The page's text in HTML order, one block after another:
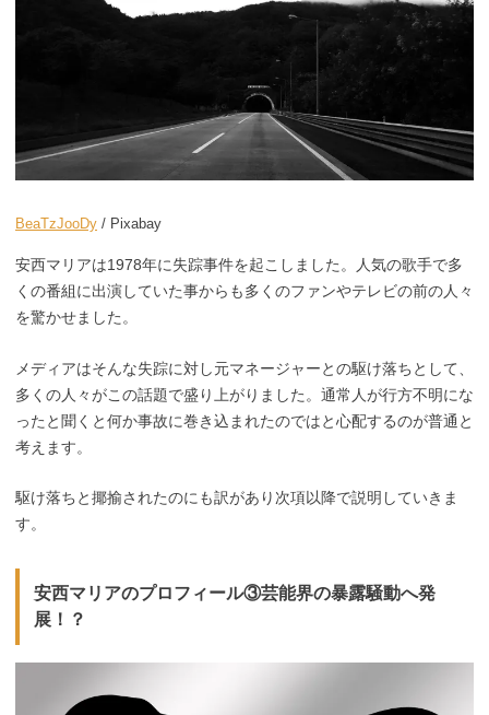
BeaTzJooDy / Pixabay
安西マリアは1978年に失踪事件を起こしました。人気の歌手で多
くの番組に出演していた事からも多くのファンやテレビの前の人々
を驚かせました。
メディアはそんな失踪に対し元マネージャーとの駆け落ちとして、
多くの人々がこの話題で盛り上がりました。通常人が行方不明にな
ったと聞くと何か事故に巻き込まれたのではと心配するのが普通と
考えます。
駆け落ちと揶揄されたのにも訳があり次項以降で説明していきま
す。
安西マリアのプロフィール③芸能界の暴露騒動へ発
展！？